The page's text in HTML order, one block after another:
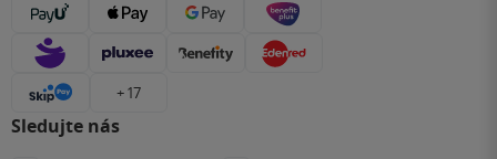
+ 17
Sledujte nás